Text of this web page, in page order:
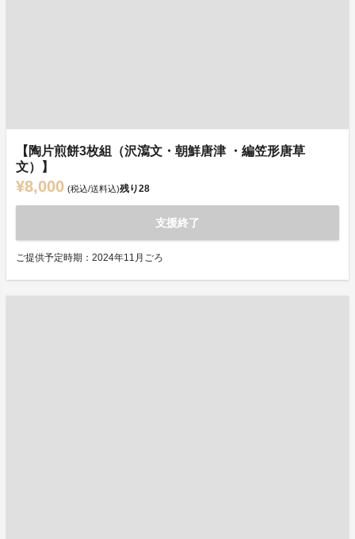
【陶片煎餅3枚組（沢瀉文・朝鮮唐津 ・編笠形唐草
文）】
¥8,000 (税込/送料込)残り28
支援終了
ご提供予定時期：2024年11月ごろ